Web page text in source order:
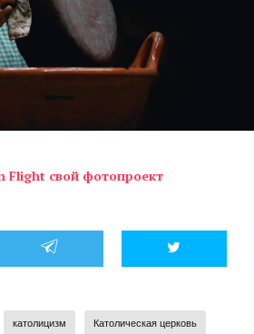
Flight свой фотопроект
католицизм Католическая церковь